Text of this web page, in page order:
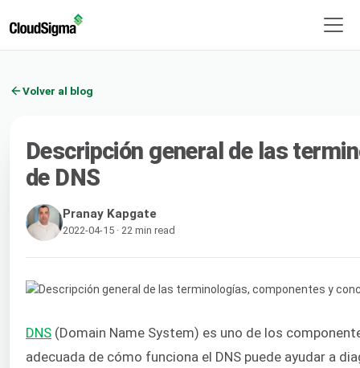
Volver al blog
Descripción general de las
de DNS
Pranay Kapgate
2022-04-15 · 22 min read
DNS (Domain Name System) es uno de los
adecuada de cómo funciona el DNS puede ayudar a